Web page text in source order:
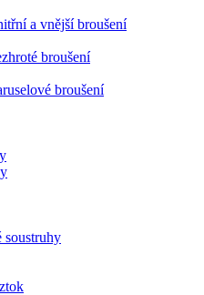
a vnější broušení
broušení
broušení
soustruhy